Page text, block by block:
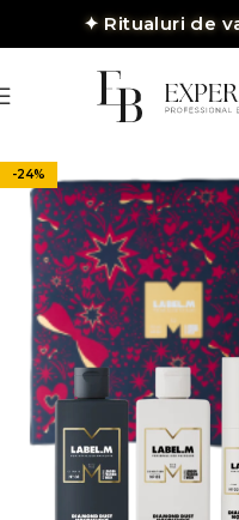
✦ Ritualuri de
-24%